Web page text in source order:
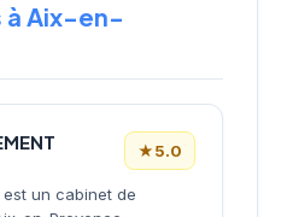
à Aix-en-
★5.0
un cabinet de